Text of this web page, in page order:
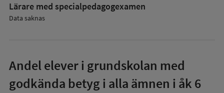
Lärare med specialpedagog­examen
Data saknas
Andel elever i grundskolan med
godkända betyg i alla ämnen i åk 6